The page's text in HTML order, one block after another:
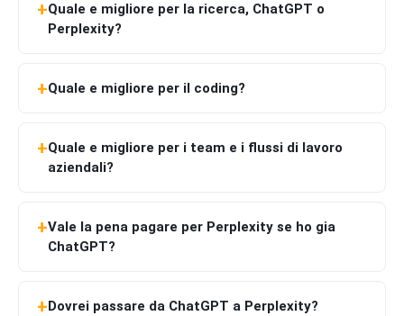
Quale e migliore per la ricerca, ChatGPT o
Perplexity?
Quale e migliore per il coding?
Quale e migliore per i team e i flussi di lavoro
aziendali?
Vale la pena pagare per Perplexity se ho gia
ChatGPT?
Dovrei passare da ChatGPT a Perplexity?